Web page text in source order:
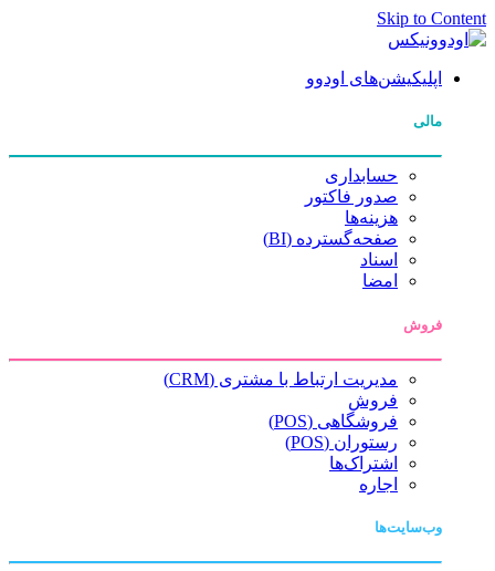
Skip to Content
اپلیکیشن‌های اودوو
مالی
حسابداری
صدور فاکتور
هزینه‌ها
صفحه‌گسترده (BI)
اسناد
امضا
فروش
مدیریت ارتباط با مشتری (CRM)
فروش
فروشگاهی (POS)
رستوران (POS)
اشتراک‌ها
اجاره
وب‌سایت‌ها